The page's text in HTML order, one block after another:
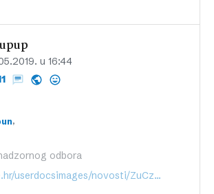
u 16:44
,
odbora
http://zse.hr/userdocsimages/novosti/ZuCz79IomXWc2fpdsxvm7A==.pdf